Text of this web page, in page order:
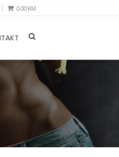
0.00KM